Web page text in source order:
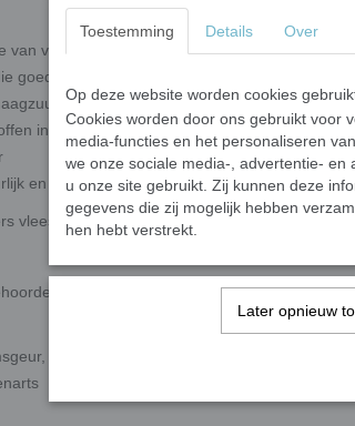
van verhitte voeding zoals blikvoer en brokken
goed zijn voor de darmen en daardoor zorgen
waardoor slechte bacterien en
in het lichaam
en niet synthetisch (alhoewel sommige kvv-
vlees vind je in het artikel Brok vs Rauw
verschillen tussen het voeren van brok en
winderigheid, uit de bek stinken)
Toestemming Details Over
Op deze website worden cookies
Cookies worden door ons gebruikt voor
media-functies en het personaliseren
we onze sociale media-, advertentie-
u onze site gebruikt. Zij kunnen deze
gegevens die zij mogelijk hebben
hen hebt verstrekt.
Later opnieuw